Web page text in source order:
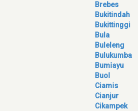
Brebes
Bukitindah
Bukittinggi
Bula
Buleleng
Bulukumba
Bumiayu
Buol
Ciamis
Cianjur
Cikampek